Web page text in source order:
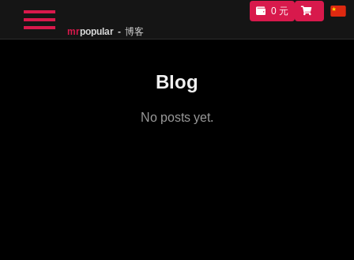
mrpopular 博客
0 元
Blog
No posts yet.